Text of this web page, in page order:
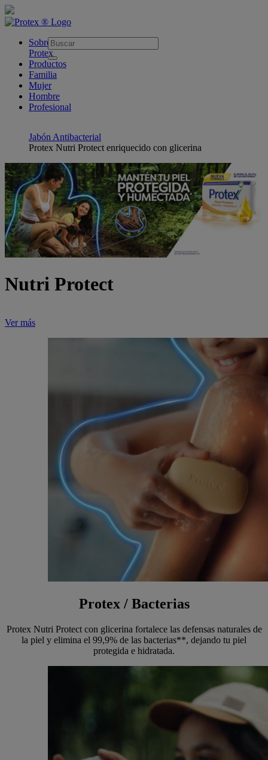
skipt to main content
Sobre
Protex
Productos
Familia
Mujer
Hombre
Profesional
Jabón Antibacterial
Protex Nutri Protect enriquecido con glicerina
Nutri Protect
Ver más
Protex / Bacterias
Protex Nutri Protect con glicerina fortalece las defensas naturales de
la piel y elimina el 99,9% de las bacterias**, dejando tu piel
protegida e hidratada.